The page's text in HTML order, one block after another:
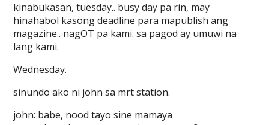
kinabukasan, tuesday.. busy day pa rin, may
hinahabol kasong deadline para mapublish ang
magazine.. nagOT pa kami. sa pagod ay umuwi na
lang kami.
Wednesday.
sinundo ako ni john sa mrt station.
john: babe, nood tayo sine mamaya